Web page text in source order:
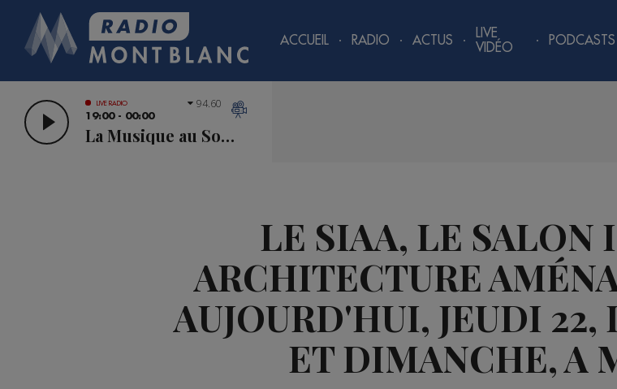
ACCUEIL RADIO ACTUS
LIVE
VIDÉO
PODCASTS
LIVE RADIO
19:00 - 00:00
La Musique au Sommet
94.60
LE SIAA, LE SALON
ARCHITECTURE
AUJOURD'HUI, JEUDI
ET DIMANCHE, A